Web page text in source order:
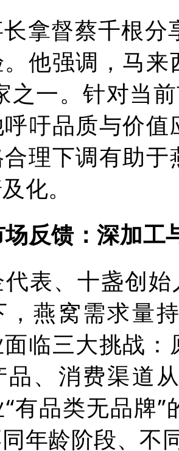
拿督蔡千根
他强调，马
之一。针对当
吁品质与价
理下调有助
化。
反馈：深加工
表、十盏创
，燕窝需求量
临三大挑战
品、消费渠道
有品类无品牌
年龄阶段、不